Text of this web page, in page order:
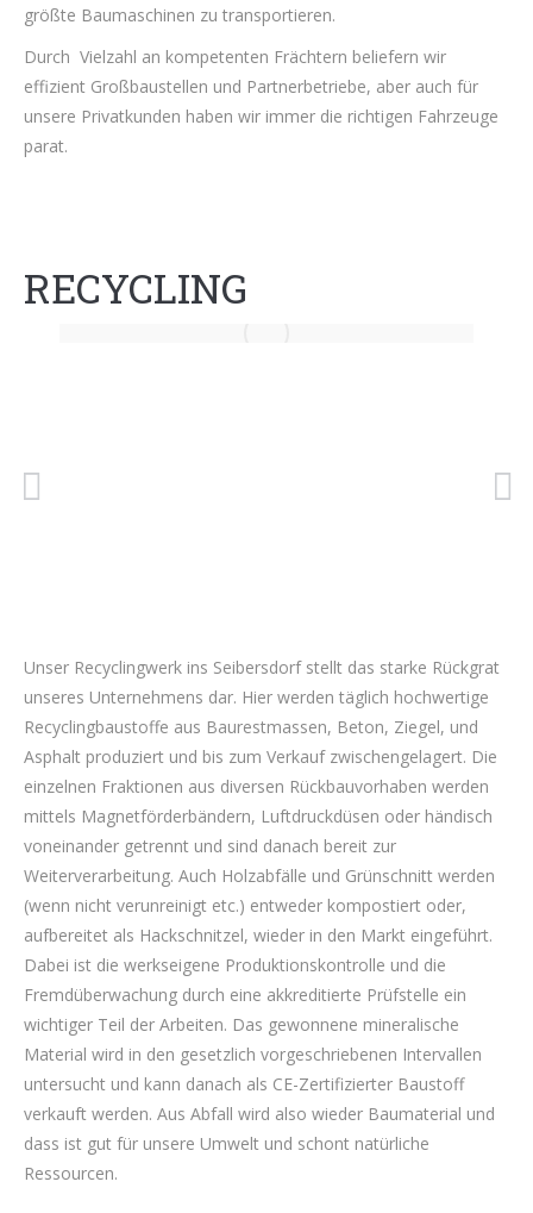
größte Baumaschinen zu transportieren.
Durch Vielzahl an kompetenten Frächtern beliefern wir
effizient Großbaustellen und Partnerbetriebe, aber auch für
unsere Privatkunden haben wir immer die richtigen Fahrzeuge
parat.
RECYCLING
Unser Recyclingwerk ins Seibersdorf stellt das starke Rückgrat
unseres Unternehmens dar. Hier werden täglich hochwertige
Recyclingbaustoffe aus Baurestmassen, Beton, Ziegel, und
Asphalt produziert und bis zum Verkauf zwischengelagert. Die
einzelnen Fraktionen aus diversen Rückbauvorhaben werden
mittels Magnetförderbändern, Luftdruckdüsen oder händisch
voneinander getrennt und sind danach bereit zur
Weiterverarbeitung. Auch Holzabfälle und Grünschnitt werden
(wenn nicht verunreinigt etc.) entweder kompostiert oder,
aufbereitet als Hackschnitzel, wieder in den Markt eingeführt.
Dabei ist die werkseigene Produktionskontrolle und die
Fremdüberwachung durch eine akkreditierte Prüfstelle ein
wichtiger Teil der Arbeiten. Das gewonnene mineralische
Material wird in den gesetzlich vorgeschriebenen Intervallen
untersucht und kann danach als CE-Zertifizierter Baustoff
verkauft werden. Aus Abfall wird also wieder Baumaterial und
dass ist gut für unsere Umwelt und schont natürliche
Ressourcen.